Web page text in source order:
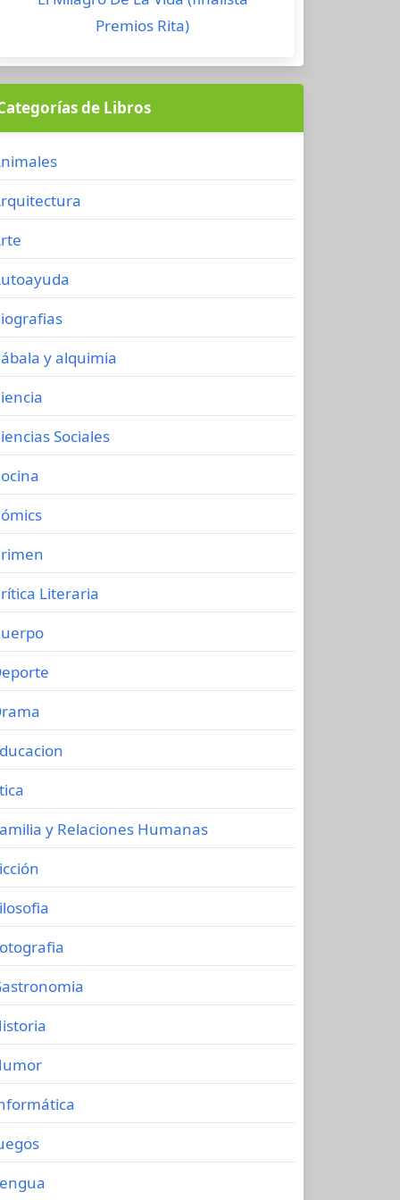
Premios Rita)
de Libros
y alquimia
Sociales
Literaria
y Relaciones Humanas